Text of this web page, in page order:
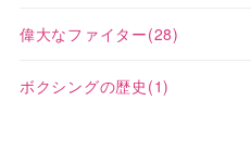
偉大なファイター(28)
ボクシングの歴史 (1)